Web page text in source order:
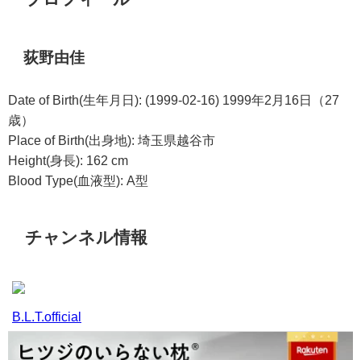
荻野由佳
Date of Birth(生年月日): (1999-02-16) 1999年2月16日（27
歳）
Place of Birth(出身地): 埼玉県越谷市
Height(身長): 162 cm
Blood Type(血液型): A型
チャンネル情報
B.L.T.official